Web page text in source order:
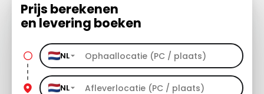
Prijs berekenen
en levering boeken
NL
NL